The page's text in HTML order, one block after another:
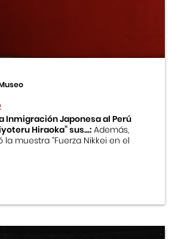
Inmigración Japonesa
Japonés
Inmigración Japonesa al Perú
Hiraoka” sus...:Además,
la muestra “Fuerza Nikkei en el